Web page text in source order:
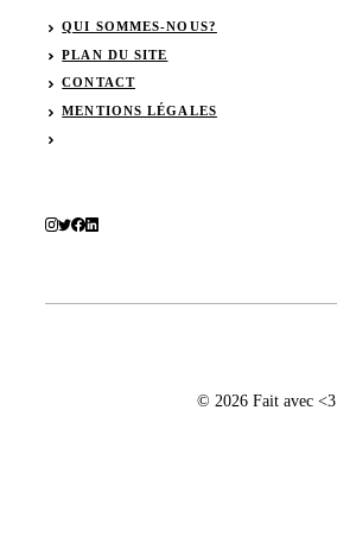
QUI SOMMES-NOUS?
PLAN DU SITE
CONTACT
MENTIONS LÉGALES
© 2026 Fait avec <3